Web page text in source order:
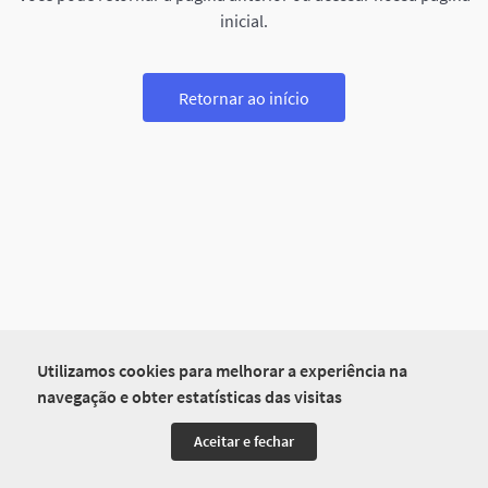
Utilizamos cookies para melhorar a experiência na
navegação e obter estatísticas das visitas
Aceitar e fechar
inicial.
Retornar ao início